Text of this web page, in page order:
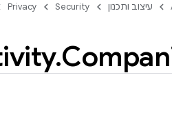
עיצוב ותכנון Security
Privacy
.